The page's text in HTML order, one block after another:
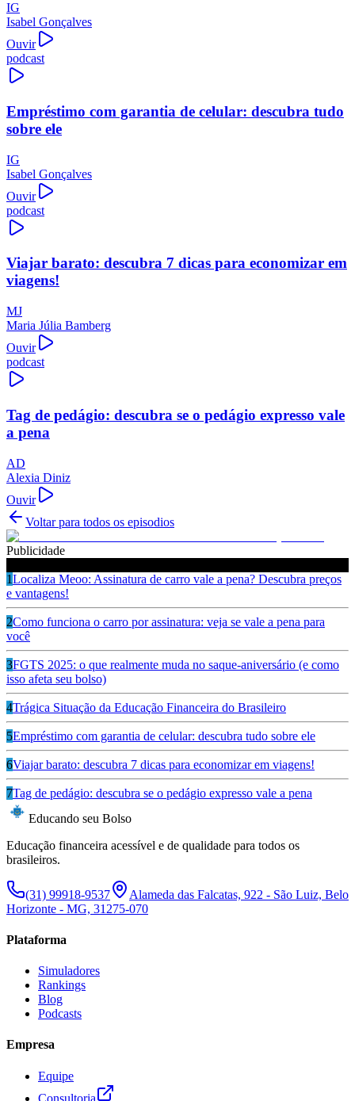
IG
Isabel Gonçalves
Ouvir
podcast
Empréstimo com garantia de celular: descubra tudo
sobre ele
IG
Isabel Gonçalves
Ouvir
podcast
Viajar barato: descubra 7 dicas para economizar em
viagens!
MJ
Maria Júlia Bamberg
Ouvir
podcast
Tag de pedágio: descubra se o pedágio expresso vale
a pena
AD
Alexia Diniz
Ouvir
Voltar para todos os episodios
Publicidade
1Localiza Meoo: Assinatura de carro vale a pena? Descubra preços
e vantagens!
2Como funciona o carro por assinatura: veja se vale a pena para
você
3FGTS 2025: o que realmente muda no saque-aniversário (e como
isso afeta seu bolso)
4Trágica Situação da Educação Financeira do Brasileiro
5Empréstimo com garantia de celular: descubra tudo sobre ele
6Viajar barato: descubra 7 dicas para economizar em viagens!
7Tag de pedágio: descubra se o pedágio expresso vale a pena
Educando seu Bolso
Educação financeira acessível e de qualidade para todos os
brasileiros.
(31) 99918-9537
Alameda das Falcatas, 922 - São Luiz, Belo
Horizonte - MG, 31275-070
Plataforma
Simuladores
Rankings
Blog
Podcasts
Empresa
Equipe
Consultoria